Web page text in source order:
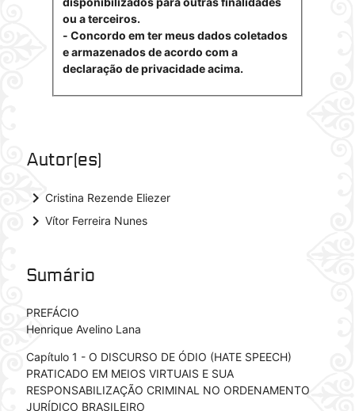
ou a terceiros.
- Concordo em ter meus dados coletados
e armazenados de acordo com a
declaração de privacidade acima.
Autor(es)
keyboard_arrow_right Cristina Rezende Eliezer
keyboard_arrow_right Vítor Ferreira Nunes
Sumário
PREFÁCIO
Henrique Avelino Lana
Capítulo 1 - O DISCURSO DE ÓDIO (HATE SPEECH)
PRATICADO EM MEIOS VIRTUAIS E SUA
RESPONSABILIZAÇÃO CRIMINAL NO ORDENAMENTO
JURÍDICO BRASILEIRO